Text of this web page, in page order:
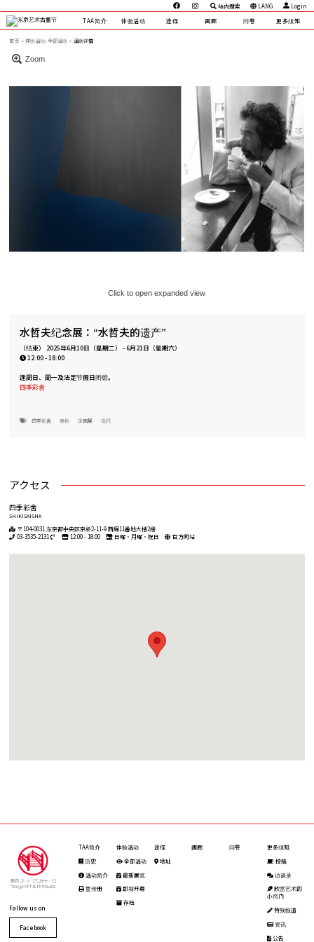
站内搜索 LANG
Login
TAA简介
体验活动 途径 画廊 问卷 更多须知
首页 体验活动:全部活动 » 活动详情
Zoom
Click to open expanded view
水哲夫纪念展：“水哲夫的遗产”
（结束） 2025年6月10日（星期二）- 6月21日（星期六）
12:00 - 18:00
逢周日、周一及法定节假日闭馆。
四季彩舍
四季彩舍 京桥 企画展 现代
アクセス
四季彩舍
SHIKISAISHA
〒104-0031 东京都中央区京桥2-11-9 西堀11番地大楼2楼
03-3535-2131
12:00 - 18:00 日曜・月曜・祝日 官方网站
Fallow us on
Facebook
TAA简介
历史
活动简介
宣传册
体验活动
全部活动
最新展览
即将开幕
存档
途径
地址
画廊 问卷
更多须知
投稿
访谈录
欣赏艺术的
小窍门
特别报道
资讯
公告